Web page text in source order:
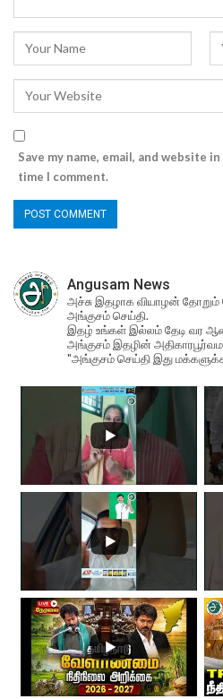
Save my name, email, and website
time I comment.
Angusam News
அச்சு இதழாக வியாழன் தோறும்
அங்குசம் செய்தி.
இதழ் உங்கள் இல்லம் தேடி வர
அங்குசம் இதழின்
"அங்குசம் செய்தி இது